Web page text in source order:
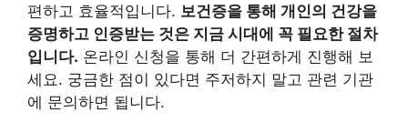
편하고 효율적입니다. 보건증을 통해 개인의 건강을
증명하고 인증받는 것은 지금 시대에 꼭 필요한 절차
입니다. 온라인 신청을 통해 더 간편하게 진행해 보
세요. 궁금한 점이 있다면 주저하지 말고 관련 기관
에 문의하면 됩니다.